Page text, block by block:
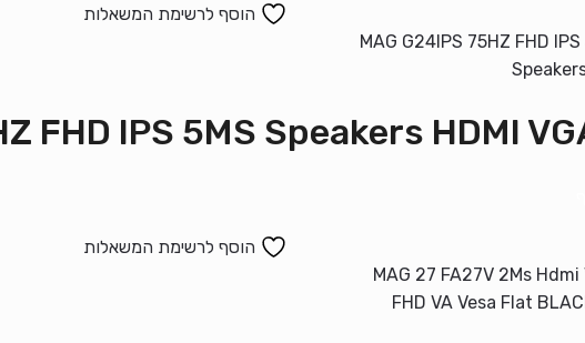
הוסף לרשימת המשאלות
הוסף לרשימת המשאלות